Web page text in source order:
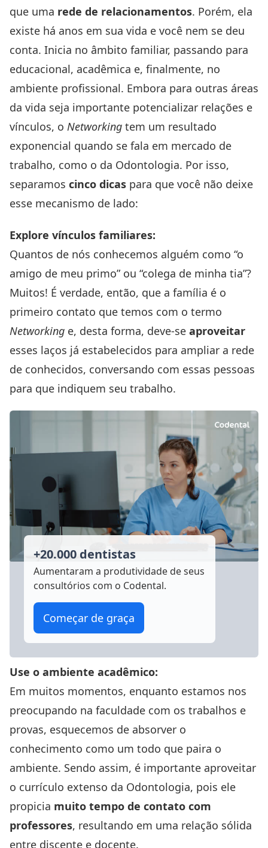
que uma rede de relacionamentos. Porém, ela
existe há anos em sua vida e você nem se deu
conta. Inicia no âmbito familiar, passando para
educacional, acadêmica e, finalmente, no
ambiente profissional. Embora para outras áreas
da vida seja importante potencializar relações e
vínculos, o Networking tem um resultado
exponencial quando se fala em mercado de
trabalho, como o da Odontologia. Por isso,
separamos cinco dicas para que você não deixe
esse mecanismo de lado:
Explore vínculos familiares:
Quantos de nós conhecemos alguém como “o
amigo de meu primo” ou “colega de minha tia”?
Muitos! É verdade, então, que a família é o
primeiro contato que temos com o termo
Networking e, desta forma, deve-se aproveitar
esses laços já estabelecidos para ampliar a rede
de conhecidos, conversando com essas pessoas
para que indiquem seu trabalho.
+20.000 dentistas
Aumentaram a produtividade de seus
consultórios com o Codental.
Começar de graça
Use o ambiente acadêmico:
Em muitos momentos, enquanto estamos nos
preocupando na faculdade com os trabalhos e
provas, esquecemos de absorver o
conhecimento como um todo que paira o
ambiente. Sendo assim, é importante aproveitar
o currículo extenso da Odontologia, pois ele
propicia muito tempo de contato com
professores, resultando em uma relação sólida
entre discente e docente.